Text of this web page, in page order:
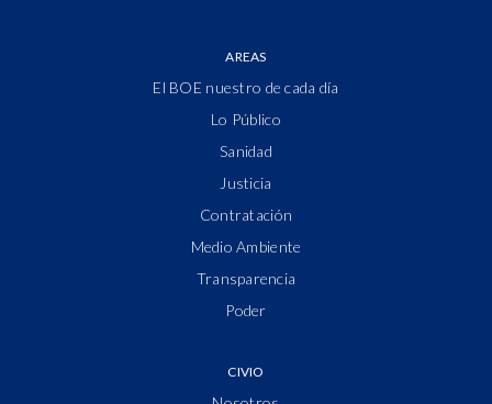
AREAS
El BOE nuestro de cada día
Lo Público
Sanidad
Justicia
Contratación
Medio Ambiente
Transparencia
Poder
CIVIO